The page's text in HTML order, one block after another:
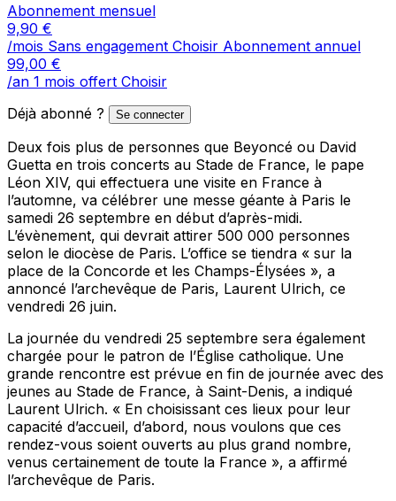
Abonnement mensuel
9,90 €
/mois Sans engagement Choisir Abonnement annuel
99,00 €
/an 1 mois offert Choisir
Déjà abonné ?
Se connecter
Deux fois plus de personnes que Beyoncé ou David
Guetta en trois concerts au Stade de France, le pape
Léon XIV, qui effectuera une visite en France à
l’automne, va célébrer une messe géante à Paris le
samedi 26 septembre en début d’après-midi.
L’évènement, qui devrait attirer 500 000 personnes
selon le diocèse de Paris. L’office se tiendra « sur la
place de la Concorde et les Champs-Élysées », a
annoncé l’archevêque de Paris, Laurent Ulrich, ce
vendredi 26 juin.
La journée du vendredi 25 septembre sera également
chargée pour le patron de l’Église catholique. Une
grande rencontre est prévue en fin de journée avec des
jeunes au Stade de France, à Saint-Denis, a indiqué
Laurent Ulrich. « En choisissant ces lieux pour leur
capacité d’accueil, d’abord, nous voulons que ces
rendez-vous soient ouverts au plus grand nombre,
venus certainement de toute la France », a affirmé
l’archevêque de Paris.